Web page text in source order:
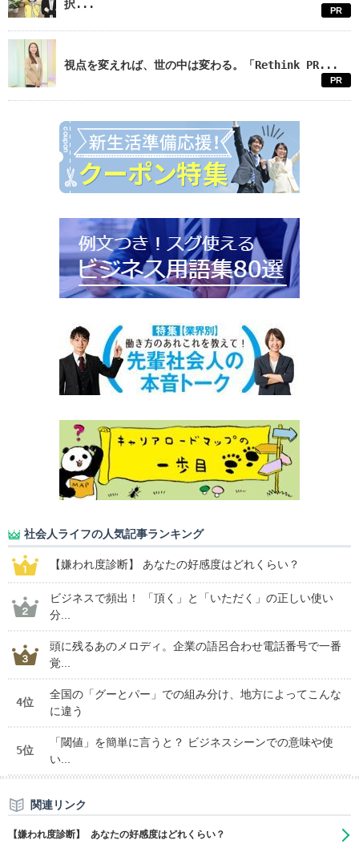
択... PR
視点を変えれば、世の中は変わる。「Rethink PR...
PR
社会人ライフの人気記事ランキング
【嫌われ度診断】 あなたの好感度はどれくらい？
ビジネスで頻出！ 「頂く」と「いただく」の正しい使い
分...
頭に残るあのメロディ。企業の語呂合わせ電話番号で一番
覚...
4位
全国の「グーとパー」での組み分け、地方によってこんな
に違う
5位
「閾値」を簡単に言うと？ ビジネスシーンでの意味や使
い...
関連リンク
【嫌われ度診断】 あなたの好感度はどれくらい？